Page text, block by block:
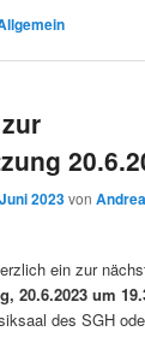
2023von
ein zur
20.6.2023 um
des SGH